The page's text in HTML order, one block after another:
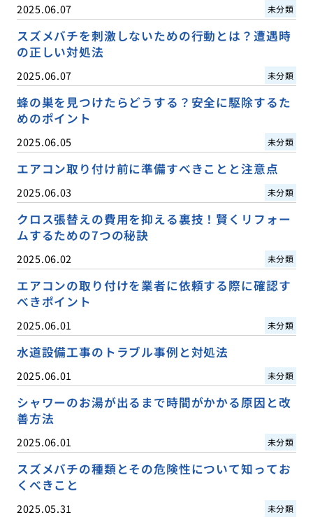
2025.06.07 未分類
スズメバチを刺激しないための行動とは？遭遇時
の正しい対処法
2025.06.07 未分類
蜂の巣を見つけたらどうする？安全に駆除するた
めのポイント
2025.06.05 未分類
エアコン取り付け前に準備すべきことと注意点
2025.06.03 未分類
クロス張替えの費用を抑える裏技！賢くリフォー
ムするための7つの秘訣
2025.06.02 未分類
エアコンの取り付けを業者に依頼する際に確認す
べきポイント
2025.06.01 未分類
水道設備工事のトラブル事例と対処法
2025.06.01 未分類
シャワーのお湯が出るまで時間がかかる原因と改
善方法
2025.06.01 未分類
スズメバチの種類とその危険性について知ってお
くべきこと
2025.05.31 未分類